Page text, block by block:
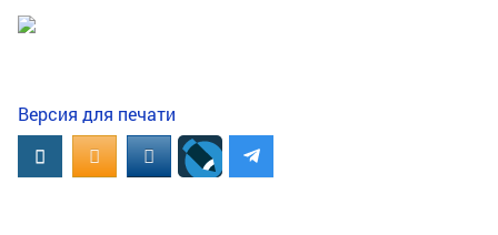
Версия для печати
ВконтактеOK.RUMAIL.RU